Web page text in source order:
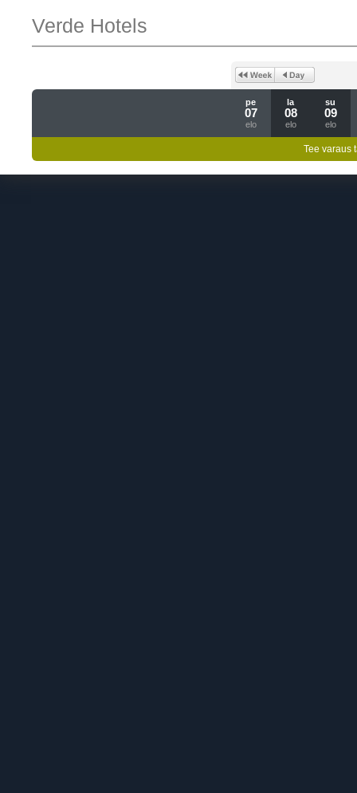
Verde Hotels
pe
07
elo
la
08
elo
su
09
elo
Tee varaus